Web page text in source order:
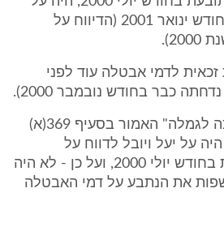
יעל ויובל לדווח רק בחודש ינואר 2001 (הדיווח על
לדמי אבטלה עוד לפני
לפיכך, "המקרה המזכה לגמלה" האמור בסעיף 369(א)
על יעל ויובל לדווח על
העסקתה של התובעת בחודש יולי 2000, ועל כן - לא היה
את הנתבע על דמי האבטלה